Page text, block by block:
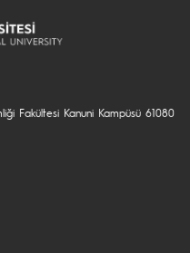
Fakültesi Kanuni Kampüsü 61080